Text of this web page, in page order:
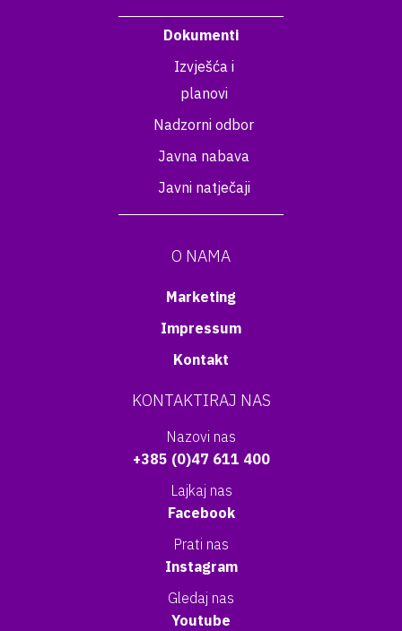
Dokumenti
Izvješća i
planovi
Nadzorni odbor
Javna nabava
Javni natječaji
O NAMA
Marketing
Impressum
Kontakt
KONTAKTIRAJ NAS
Nazovi nas
+385 (0)47 611 400
Lajkaj nas
Facebook
Prati nas
Instagram
Gledaj nas
Youtube